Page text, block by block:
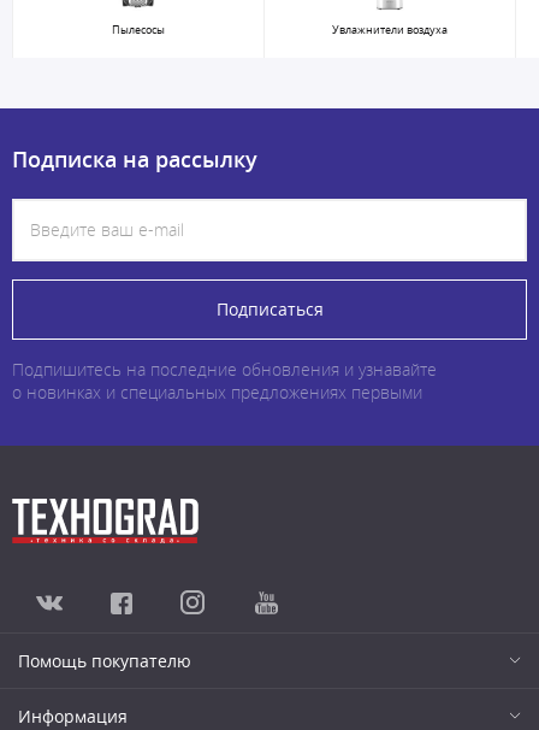
Пылесосы Увлажнители воздуха
Подписка на рассылку
Подписаться
Подпишитесь на последние обновления и узнавайте
о новинках и специальных предложениях первыми
Помощь покупателю
Информация